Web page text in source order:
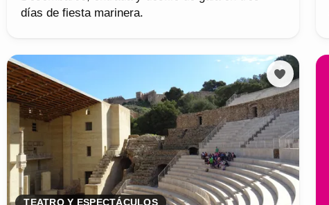
días de fiesta marinera.
TEATRO Y ESPECTÁCULOS